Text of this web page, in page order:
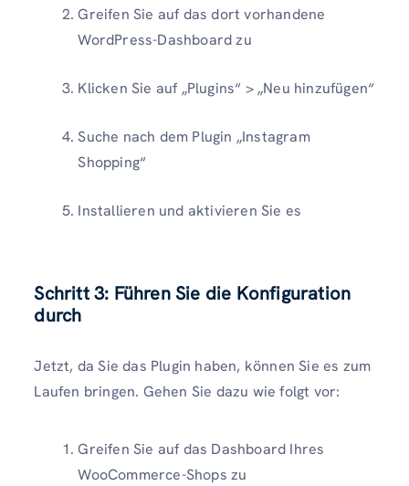
Greifen Sie auf das dort vorhandene
WordPress-Dashboard zu
Klicken Sie auf „Plugins“ > „Neu hinzufügen“
Suche nach dem Plugin „Instagram
Shopping“
Installieren und aktivieren Sie es
Schritt 3: Führen Sie die Konfiguration
durch
Jetzt, da Sie das Plugin haben, können Sie es zum
Laufen bringen. Gehen Sie dazu wie folgt vor:
Greifen Sie auf das Dashboard Ihres
WooCommerce-Shops zu